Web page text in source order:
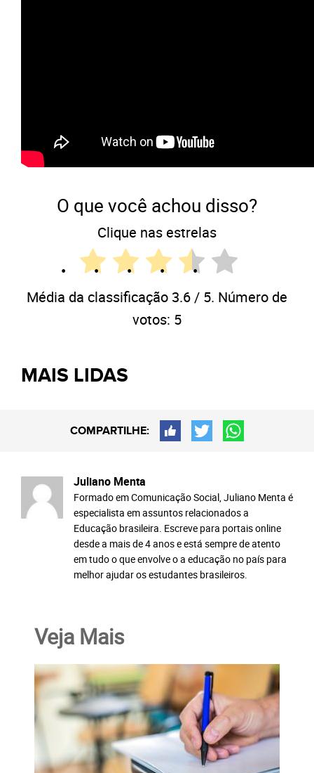
O que você achou disso?
Clique nas estrelas
Média da classificação 3.6/ 5. Número de
votos: 5
MAIS LIDAS
COMPARTILHE:
Juliano Menta
Formado em Comunicação Social, Juliano Menta é
especialista em assuntos relacionados a
Educação brasileira. Escreve para portais online
desde a mais de 4 anos e está sempre de atento
em tudo o que envolve o a educação no país para
melhor ajudar os estudantes brasileiros.
Veja Mais